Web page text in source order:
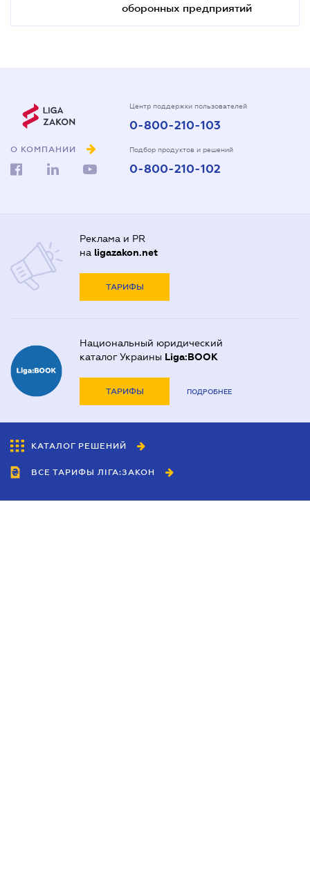
оборонных предприятий
О КОМПАНИИ
Центр поддержки пользователей
0-800-210-103
Подбор продуктов и решений
0-800-210-102
Реклама и PR
на ligazakon.net
ТАРИФЫ
Национальный юридический
каталог Украины Liga:BOOK
ТАРИФЫ ПОДРОБНЕЕ
КАТАЛОГ РЕШЕНИЙ
ВСЕ ТАРИФЫ ЛІГА:ЗАКОН